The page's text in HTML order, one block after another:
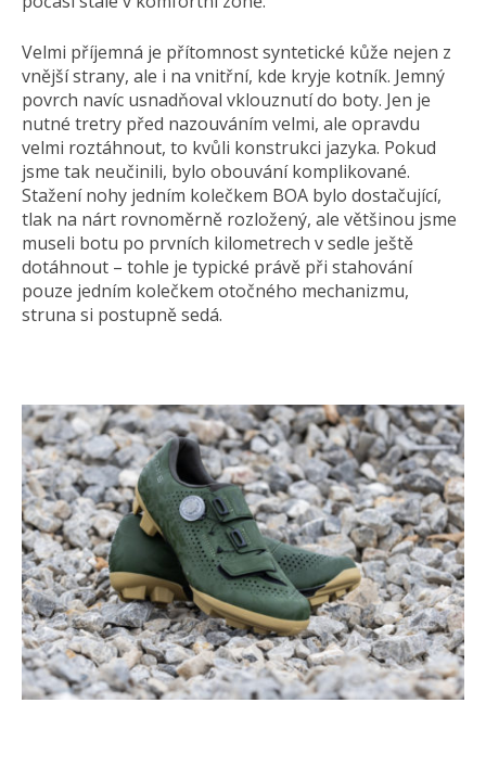
Velmi příjemná je přítomnost syntetické kůže nejen z
vnější strany, ale i na vnitřní, kde kryje kotník. Jemný
povrch navíc usnadňoval vklouznutí do boty. Jen je
nutné tretry před nazouváním velmi, ale opravdu
velmi roztáhnout, to kvůli konstrukci jazyka. Pokud
jsme tak neučinili, bylo obouvání komplikované.
Stažení nohy jedním kolečkem BOA bylo dostačující,
tlak na nárt rovnoměrně rozložený, ale většinou jsme
museli botu po prvních kilometrech v sedle ještě
dotáhnout – tohle je typické právě při stahování
pouze jedním kolečkem otočného mechanizmu,
struna si postupně sedá.